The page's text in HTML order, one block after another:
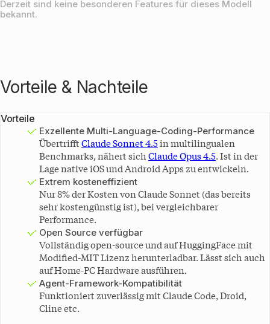
Claude
Sonnet 4.5
Claude
Haiku 4.5
80,7 %
M2
Kimi K2
(0905)
49,5 %
Derzeit sind keine besonderen Features für dieses Modell
bekannt.
Vorteile & Nachteile
Vorteile
Exzellente Multi-Language-Coding-Performance
Übertrifft Claude Sonnet 4.5 in multilingualen
Benchmarks, nähert sichClaude Opus 4.5. Ist in der
Lage native iOS und Android Apps zu entwickeln.
Extrem kosteneffizient
Nur 8% der Kosten von Claude Sonnet (das bereits
sehr kostengünstig ist), bei vergleichbarer
Performance.
Open Source verfügbar
Vollständig open-source und auf HuggingFace mit
Modified-MIT Lizenz herunterladbar. Lässt sich auch
auf Home-PC Hardware ausführen.
Agent-Framework-Kompatibilität
Funktioniert zuverlässig mit Claude Code, Droid,
Cline etc.